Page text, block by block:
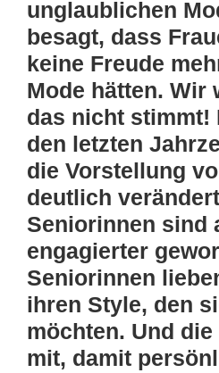
unglaublichen
besagt, dass
keine Freude
Mode hätten. Wir
das nicht stimmt!
den letzten
die Vorstellung
deutlich
Seniorinnen sind
engagierter
Seniorinnen
ihren Style, den
möchten. Und
mit, damit